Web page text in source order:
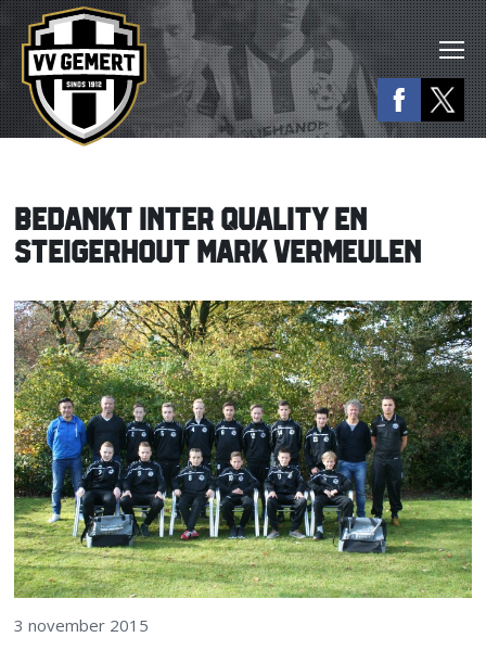
BEDANKT INTER QUALITY EN
STEIGERHOUT MARK VERMEULEN
3 november 2015